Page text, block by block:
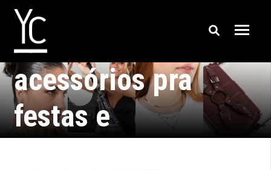
como combinar
acessórios pra
festas e